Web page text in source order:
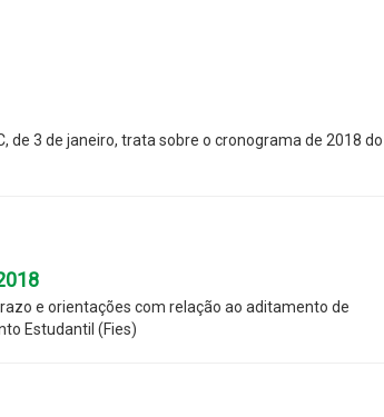
de 3 de janeiro, trata sobre o cronograma de 2018 do
e orientações com relação ao aditamento de
Estudantil (Fies)